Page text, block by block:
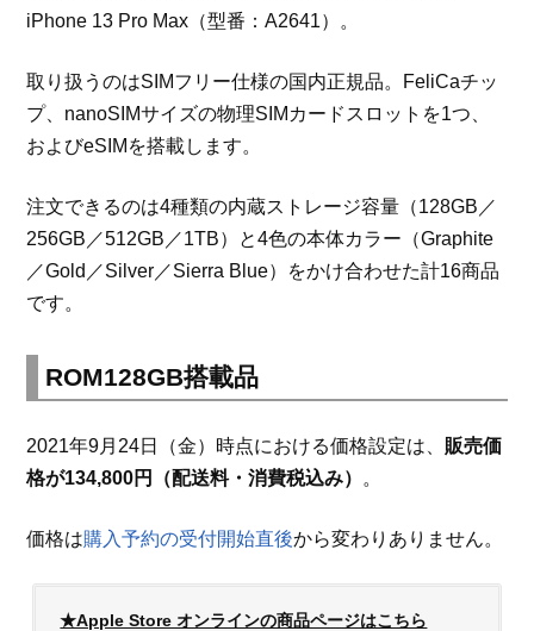
iPhone 13 Pro Max（型番：A2641）。
取り扱うのはSIMフリー仕様の国内正規品。FeliCaチッ
プ、nanoSIMサイズの物理SIMカードスロットを1つ、
およびeSIMを搭載します。
注文できるのは4種類の内蔵ストレージ容量（128GB／
256GB／512GB／1TB）と4色の本体カラー（Graphite
／Gold／Silver／Sierra Blue）をかけ合わせた計16商品
です。
ROM128GB搭載品
2021年9月24日（金）時点における価格設定は、 販売価
格が134,800円（配送料・消費税込み） 。
価格は購入予約の受付開始直後から変わりありません。
★Apple Store オンラインの商品ページはこちら